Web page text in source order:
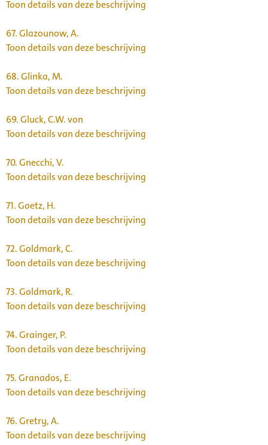
Toon details van deze beschrijving
67.Glazounow, A.
Toon details van deze beschrijving
68.Glinka, M.
Toon details van deze beschrijving
69.Gluck, C.W. von
Toon details van deze beschrijving
70.Gnecchi, V.
Toon details van deze beschrijving
71.Goetz, H.
Toon details van deze beschrijving
72.Goldmark, C.
Toon details van deze beschrijving
73.Goldmark, R.
Toon details van deze beschrijving
74.Grainger, P.
Toon details van deze beschrijving
75.Granados, E.
Toon details van deze beschrijving
76.Gretry, A.
Toon details van deze beschrijving